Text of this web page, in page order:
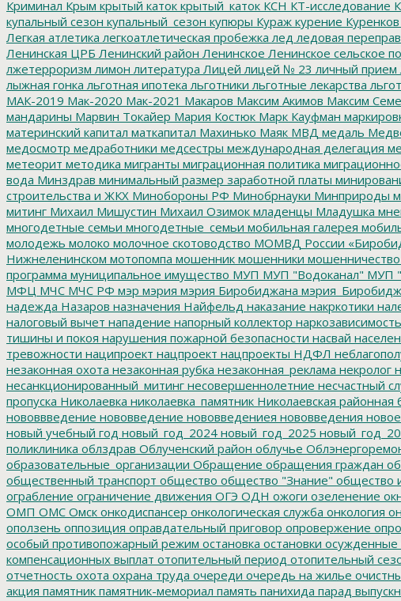
Криминал Крым крытый каток крытый_каток КСН КТ-исследование
купальный сезон купальный_сезон купюры Кураж курение Куренков
Легкая атлетика легкоатлетическая пробежка лед ледовая
Ленинская ЦРБ Ленинский район Ленинское Ленинское сельское
лжетерроризм лимон литература Лицей лицей № 23 личный прием
лыжная гонка льготная ипотека льготники льготные лекарства
МАК-2019 Мак-2020 Мак-2021 Макаров Максим Акимов Максим
мандарины Марвин Токайер Мария Костюк Марк Кауфман
материнский капитал маткапитал Махинько Маяк МВД медаль
медосмотр медработники медсестры международная делегация
метеорит методика мигранты миграционная политика
вода Минздрав минимальный размер заработной платы
строительства и ЖКХ Минобороны РФ Минобрнауки Минприроды
митинг Михаил Мишустин Михаил Озимок младенцы Младушка
многодетные семьи многодетные_семьи мобильная галерея
молодежь молоко молочное скотоводство МОМВД России
Нижнеленинском мотопомпа мошенник мошенники мошенничество
программа муниципальное имущество МУП МУП "Водоканал" МУП
МФЦ МЧС МЧС РФ мэр мэрия мэрия Биробиджана
надежда Назаров назначения Найфельд наказание накркотики
налоговый вычет нападение напорный коллектор наркозависимость
тишины и покоя нарушения пожарной безопасности насвай
тревожности наципроект нацпроект нацпроекты НДФЛ
незаконная охота незаконная рубка незаконная_реклама некролог
несанкционированный_митинг несовершеннолетние несчастный
пропуска Николаевка николаевка_памятник Николаевская районная
нововвведение нововведение нововведениея нововведения
новый учебный год новый_год_2024 новый_год_2025
поликлиника облздрав Облученский район облучье
образовательные_организации Обращение обращения граждан
общественный транспорт общество общество "Знание" общество
ограбление ограничение движения ОГЭ ОДН ожоги озеленение
ОМП ОМС Омск онкодиспансер онкологическая служба онкология
оползень оппозиция оправдательный приговор опровержение
особый противопожарный режим остановка остановки осужденные
компенсационных выплат отопительный период отопительный
отчетность охота охрана труда очереди очередь на жилье
акция памятник памятник-мемориал память панихида парад